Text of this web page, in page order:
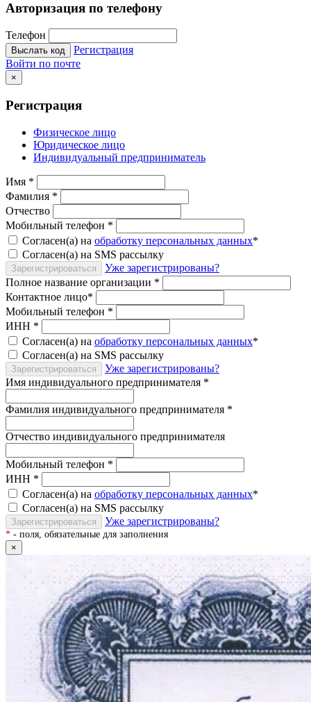
Авторизация по телефону
Телефон
Выслать код
Регистрация
Войти по почте
×
Регистрация
Физическое лицо
Юридическое лицо
Индивидуальный предприниматель
Имя *
Фамилия *
Отчество
Мобильный телефон *
Согласен(а) на обработку персональных данных*
Согласен(а) на SMS рассылку
Зарегистрироваться
Уже зарегистрированы?
Полное название организации *
Контактное лицо*
Мобильный телефон *
ИНН *
Согласен(а) на обработку персональных данных*
Согласен(а) на SMS рассылку
Зарегистрироваться
Уже зарегистрированы?
Имя индивидуального предпринимателя *
Фамилия индивидуального предпринимателя *
Отчество индивидуального предпринимателя
Мобильный телефон *
ИНН *
Согласен(а) на обработку персональных данных*
Согласен(а) на SMS рассылку
Зарегистрироваться Уже зарегистрированы?
* - поля, обязательные для заполнения
×